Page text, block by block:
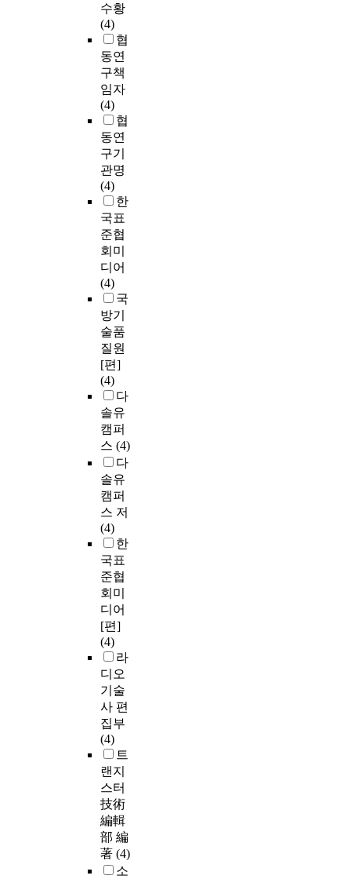
수황
(4)
협
동연
구책
임자
(4)
협
동연
구기
관명
(4)
한
국표
준협
회미
디어
(4)
국
방기
술품
질원
[편]
(4)
다
솔유
캠퍼
스 (4)
다
솔유
캠퍼
스 저
(4)
한
국표
준협
회미
디어
[편]
(4)
라
디오
기술
사 편
집부
(4)
트
랜지
스터
技術
編輯
部 編
著 (4)
소